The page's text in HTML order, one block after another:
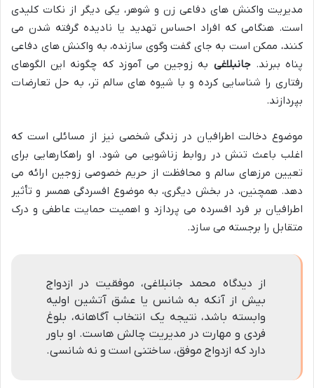
مدیریت واکنش های دفاعی زن و شوهر، یکی دیگر از نکات کلیدی
است. هنگامی که افراد احساس تهدید یا نادیده گرفته شدن می
کنند، ممکن است به جای گفت وگوی سازنده، به واکنش های دفاعی
پناه ببرند.جانبلاغی به زوجین می آموزد که چگونه این الگوهای
رفتاری را شناسایی کرده و با شیوه های سالم تر، به حل تعارضات
بپردازند.
موضوع دخالت اطرافیان در زندگی شخصی نیز از مسائلی است که
اغلب باعث تنش در روابط زناشویی می شود. او راهکارهایی برای
تعیین مرزهای سالم و محافظت از حریم خصوصی زوجین ارائه می
دهد. همچنین، در بخش دیگری، به موضوع افسردگی همسر و تأثیر
اطرافیان بر فرد افسرده می پردازد و اهمیت حمایت عاطفی و درک
متقابل را برجسته می سازد.
از دیدگاه محمد جانبلاغی، موفقیت در ازدواج
بیش از آنکه به شانس یا عشق آتشین اولیه
وابسته باشد، نتیجه یک انتخاب آگاهانه، بلوغ
فردی و مهارت در مدیریت چالش هاست. او باور
دارد که ازدواج موفق، ساختنی است و نه شانسی.